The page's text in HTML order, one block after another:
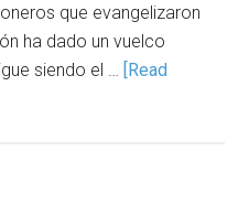
que evangelizaron
ha dado un vuelco
siendo el … [Read